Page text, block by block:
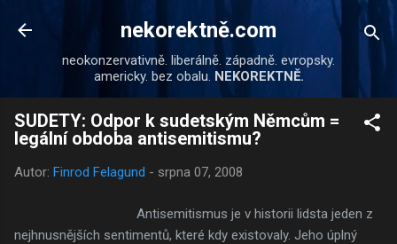
Přeskočit na hlavní obsah
nekorektně.com
neokonzervativně. liberálně. západně. evropsky.
americky. bez obalu. NEKOREKTNĚ.
SUDETY: Odpor k sudetským Němcům =
legální obdoba antisemitismu?
Autor: Finrod Felagund - srpna 07, 2008
Antisemitismus je v historii lidsta jeden z
nejhnusnějších sentimentů, které kdy existovaly. Jeho úplný